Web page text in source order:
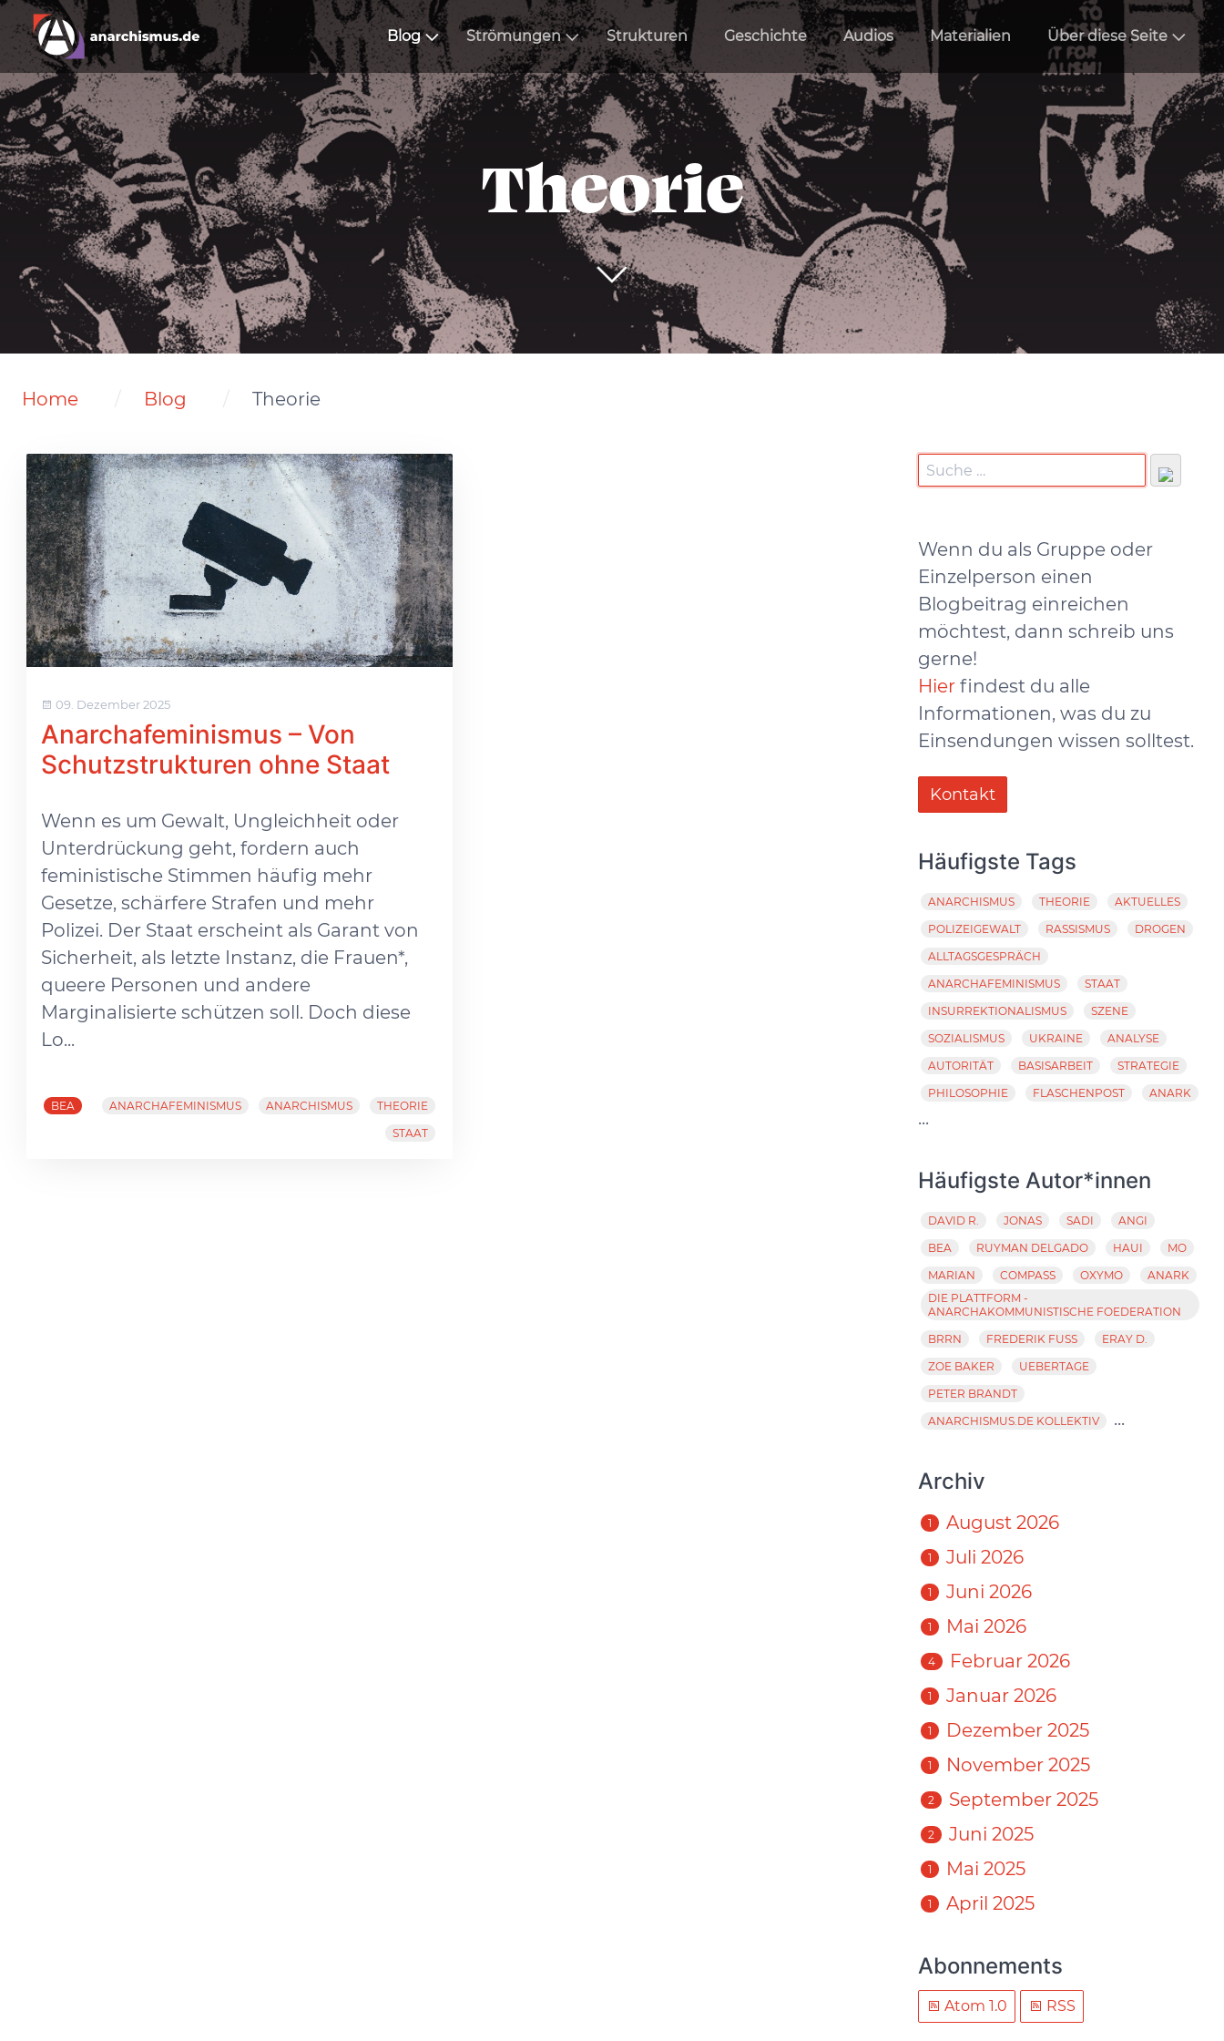
Blog Strömungen Strukturen Geschichte Audios Materialien Über diese Seite
Theorie
Home Blog Theorie
09. Dezember 2025
Anarchafeminismus – Von
Schutzstrukturen ohne Staat
Wenn es um Gewalt, Ungleichheit oder
Unterdrückung geht, fordern auch
feministische Stimmen häufig mehr
Gesetze, schärfere Strafen und mehr
Polizei. Der Staat erscheint als Garant von
Sicherheit, als letzte Instanz, die Frauen*,
queere Personen und andere
Marginalisierte schützen soll. Doch diese
Lo...
BEA ANARCHAFEMINISMUS ANARCHISMUS
THEORIE
STAAT
Wenn du als Gruppe oder
Einzelperson einen
Blogbeitrag einreichen
möchtest, dann schreib uns
gerne!
Hier findest du alle
Informationen, was du zu
Einsendungen wissen solltest.
Kontakt
Häufigste Tags
ANARCHISMUS THEORIE
AKTUELLES
POLIZEIGEWALT
RASSISMUS
DROGEN
ALLTAGSGESPRÄCH
ANARCHAFEMINISMUS
STAAT
INSURREKTIONALISMUS
SZENE
SOZIALISMUS
UKRAINE
ANALYSE
AUTORITÄT
BASISARBEIT
STRATEGIE
PHILOSOPHIE
FLASCHENPOST ANARK
...
Häufigste Autor*innen
DAVID R. JONAS SADI
ANGI
BEA
RUYMAN DELGADO HAUI
MO
MARIAN
COMPASS OXYMO
ANARK
DIE PLATTFORM -
ANARCHAKOMMUNISTISCHE FOEDERATION
BRRN
FREDERIK FUSS
ERAY D.
ZOE BAKER
UEBERTAGE
PETER BRANDT
ANARCHISMUS.DE KOLLEKTIV
...
Archiv
1 August 2026
1 Juli 2026
1 Juni 2026
1 Mai 2026
4 Februar 2026
1 Januar 2026
1 Dezember 2025
1 November 2025
2 September 2025
2 Juni 2025
1 Mai 2025
1 April 2025
Abonnements
Atom 1.0 RSS